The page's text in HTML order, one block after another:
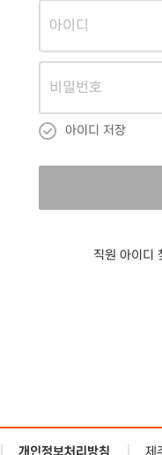
아이디 저장
직원 아이디
개인정보처리방침 제